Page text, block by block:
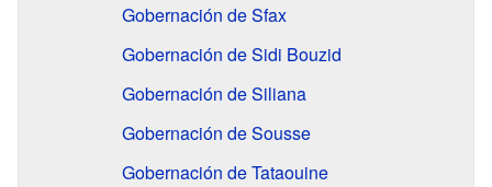
Gobernación de Sfax
Gobernación de Sidi Bouzid
Gobernación de Siliana
Gobernación de Sousse
Gobernación de Tataouine